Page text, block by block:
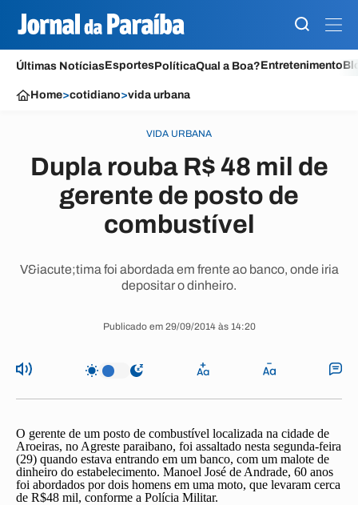
Últimas NotíciasEsportesPolíticaQual a Boa?Entretenimento
Home>cotidiano>vida urbana
VIDA URBANA
Dupla rouba R$ 48 mil de
gerente de posto de
combustível
V&iacute;tima foi abordada em frente ao banco, onde iria
depositar o dinheiro.
Publicado em 29/09/2014 às 14:20
O gerente de um posto de combustível localizada na cidade de
Aroeiras, no Agreste paraibano, foi assaltado nesta segunda-feira
(29) quando estava entrando em um banco, com um malote de
dinheiro do estabelecimento. Manoel José de Andrade, 60 anos
foi abordados por dois homens em uma moto, que levaram cerca
de R$48 mil, conforme a Polícia Militar.